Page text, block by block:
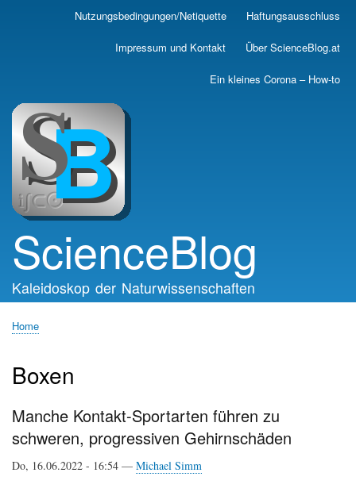
Skip
main
Nutzungsbedingungen/Netiquette Haftungsausschluss
Impressum und Kontakt Über ScienceBlog.at
Ein kleines Corona – How-to
ScienceBlog
Kaleidoskop der Naturwissenschaften
Home
Boxen
Manche Kontakt-Sportarten führen zu
schweren, progressiven Gehirnschäden
Do, 16.06.2022 - 16:54 — Michael Simm